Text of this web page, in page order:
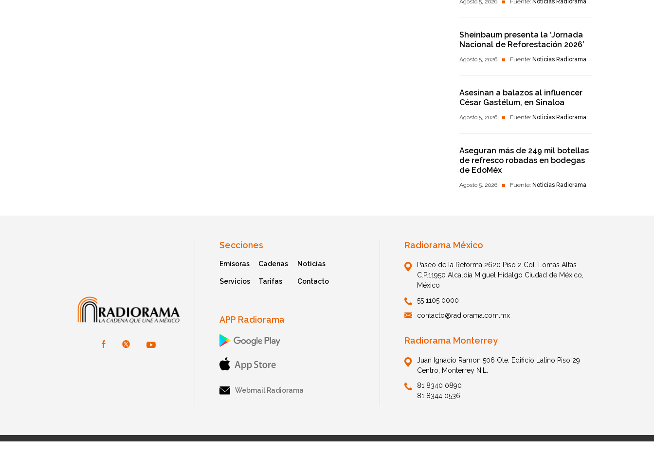
Agosto 5, 2026 Fuente: Noticias Radiorama
Sheinbaum presenta la ‘Jornada
Nacional de Reforestación 2026’
Agosto 5, 2026 Fuente: Noticias Radiorama
Asesinan a balazos al influencer
César Gastélum, en Sinaloa
Agosto 5, 2026 Fuente: Noticias Radiorama
Aseguran más de 249 mil botellas
de refresco robadas en bodegas
de EdoMéx
Agosto 5, 2026 Fuente: Noticias Radiorama
Secciones
Emisoras Cadenas Noticias
Servicios Tarifas Contacto
APP Radiorama
Webmail Radiorama
Radiorama México
Paseo de la Reforma 2620 Piso 2 Col. Lomas Altas
C.P.11950 Alcaldía Miguel Hidalgo Ciudad de México,
México
55 1105 0000
contacto@radiorama.com.mx
Radiorama Monterrey
Juan Ignacio Ramon 506 Ote. Edificio Latino Piso 29
Centro, Monterrey N.L.
81 8340 0890
81 8344 0536